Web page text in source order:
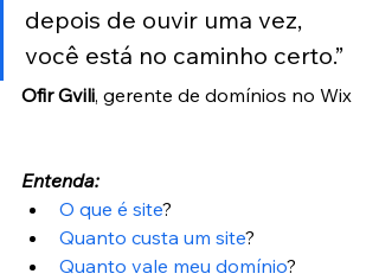
depois de ouvir uma vez,
você está no caminho certo.”
Ofir Gvili, gerente de domínios no Wix
Entenda:
O que é site?
Quanto custa um site?
Quanto vale meu domínio?